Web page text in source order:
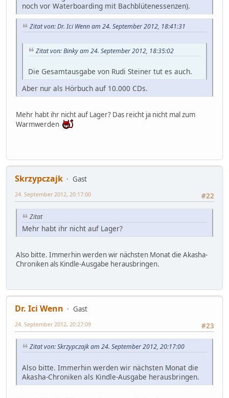
noch vor Waterboarding mit Bachblütenessenzen).
Zitat von: Dr. Ici Wenn am 24. September 2012, 18:41:31
Zitat von: Binky am 24. September 2012, 18:35:02
Die Gesamtausgabe von Rudi Steiner tut es auch.
Aber nur als Hörbuch auf 10.000 CDs.
Mehr habt ihr nicht auf Lager? Das reicht ja nicht mal zum
Warmwerden
Skrzypczajk
Gast
#22
24. September 2012, 20:17:00
Zitat
Mehr habt ihr nicht auf Lager?
Also bitte. Immerhin werden wir nächsten Monat die Akasha-
Chroniken als Kindle-Ausgabe herausbringen.
Dr. Ici Wenn
Gast
#23
24. September 2012, 20:27:09
Zitat von: Skrzypczajk am 24. September 2012, 20:17:00
Also bitte. Immerhin werden wir nächsten Monat die
Akasha-Chroniken als Kindle-Ausgabe herausbringen.